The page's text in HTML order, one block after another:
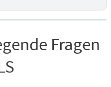
Fragen